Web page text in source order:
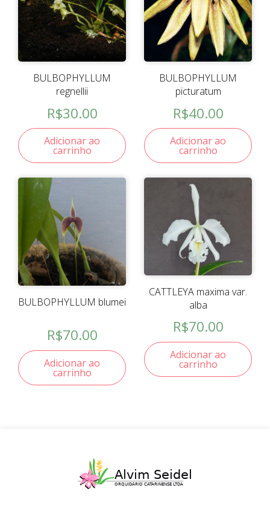
BULBOPHYLLUM
regnellii
R$30.00
Adicionar ao
carrinho
BULBOPHYLLUM
picturatum
R$40.00
Adicionar ao
carrinho
BULBOPHYLLUM blumei
R$70.00
Adicionar ao
carrinho
CATTLEYA maxima var.
alba
R$70.00
Adicionar ao
carrinho